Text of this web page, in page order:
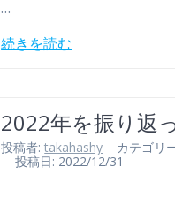
…
続きを読む
2022年を振り返
投稿者:takahashy カテゴリ
投稿日: 2022/12/31